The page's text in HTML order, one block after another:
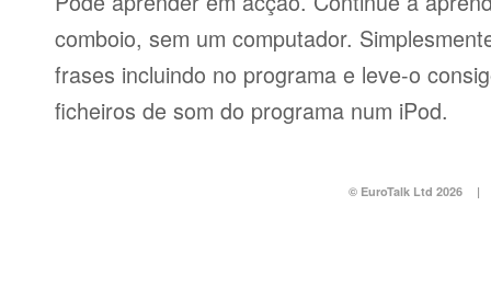
comboio, sem um computador.
frases incluindo no programa e leve-o
ficheiros de som do programa num iPod.
© EuroTalk Ltd 2026 |